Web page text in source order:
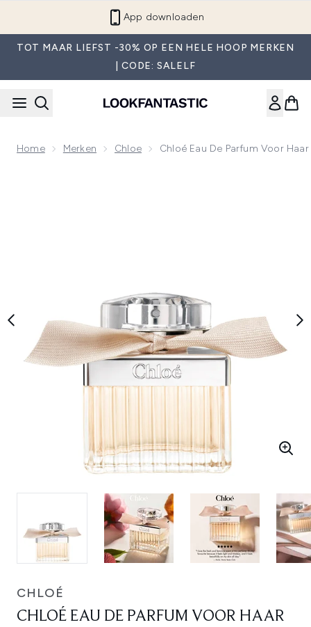
App downloaden
TOT MAAR LIEFST -30% OP EEN HELE HOOP MERKEN
| CODE: SALELF
Home Merken Chloe Chloé Eau De Parfum Voor
CHLOÉ
CHLOÉ EAU DE PARFUM VOOR HAAR